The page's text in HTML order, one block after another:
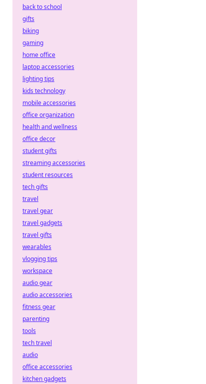
back to school
gifts
biking
gaming
home office
laptop accessories
lighting tips
kids technology
mobile accessories
office organization
health and wellness
office decor
student gifts
streaming accessories
student resources
tech gifts
travel
travel gear
travel gadgets
travel gifts
wearables
vlogging tips
workspace
audio gear
audio accessories
fitness gear
parenting
tools
tech travel
audio
office accessories
kitchen gadgets